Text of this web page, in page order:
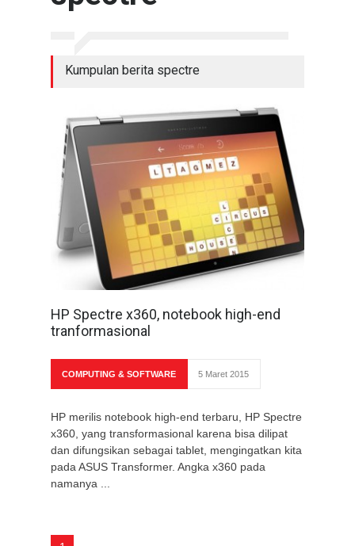
Kumpulan berita spectre
HP Spectre x360, notebook high-end
tranformasional
COMPUTING & SOFTWARE 5 Maret 2015
HP merilis notebook high-end terbaru, HP Spectre
x360, yang transformasional karena bisa dilipat
dan difungsikan sebagai tablet, mengingatkan kita
pada ASUS Transformer. Angka x360 pada
namanya ...